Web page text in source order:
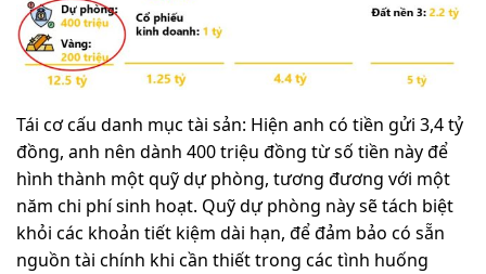
Tái cơ cấu danh mục tài sản: Hiện anh có tiền gửi 3,4 tỷ
đồng, anh nên dành 400 triệu đồng từ số tiền này để
hình thành một quỹ dự phòng, tương đương với một
năm chi phí sinh hoạt. Quỹ dự phòng này sẽ tách biệt
khỏi các khoản tiết kiệm dài hạn, để đảm bảo có sẵn
nguồn tài chính khi cần thiết trong các tình huống